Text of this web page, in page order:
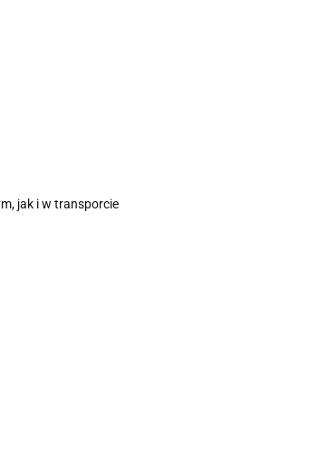
jak i w transporcie